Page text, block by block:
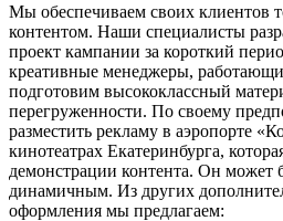
Мы обеспечиваем своих клиентов
контентом. Наши специалисты
проект кампании за короткий
креативные менеджеры,
подготовим высококлассный
перегруженности. По своему
разместить рекламу в аэропорте
кинотеатрах Екатеринбурга,
демонстрации контента. Он может
динамичным. Из других
оформления мы предлагаем: